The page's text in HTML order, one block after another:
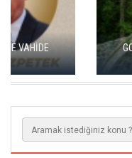
GO TÜRKİYE MİNİ